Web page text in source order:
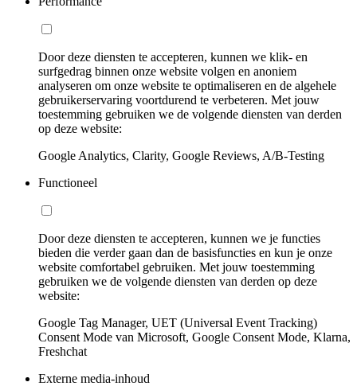
Door deze diensten te accepteren, kunnen we klik- en
surfgedrag binnen onze website volgen en anoniem
analyseren om onze website te optimaliseren en de algehele
gebruikerservaring voortdurend te verbeteren. Met jouw
toestemming gebruiken we de volgende diensten van derden
op deze website:
Google Analytics, Clarity, Google Reviews, A/B-Testing
Functioneel
Door deze diensten te accepteren, kunnen we je functies
bieden die verder gaan dan de basisfuncties en kun je onze
website comfortabel gebruiken. Met jouw toestemming
gebruiken we de volgende diensten van derden op deze
website:
Google Tag Manager, UET (Universal Event Tracking)
Consent Mode van Microsoft, Google Consent Mode, Klarna,
Freshchat
Externe media-inhoud